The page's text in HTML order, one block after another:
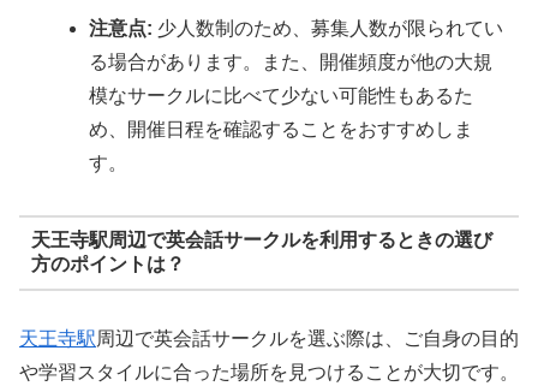
注意点: 少人数制のため、募集人数が限られてい
る場合があります。また、開催頻度が他の大規
模なサークルに比べて少ない可能性もあるた
め、開催日程を確認することをおすすめしま
す。
天王寺駅周辺で英会話サークルを利用するときの選び
方のポイントは？
天王寺駅周辺で英会話サークルを選ぶ際は、ご自身の目的
や学習スタイルに合った場所を見つけることが大切です。